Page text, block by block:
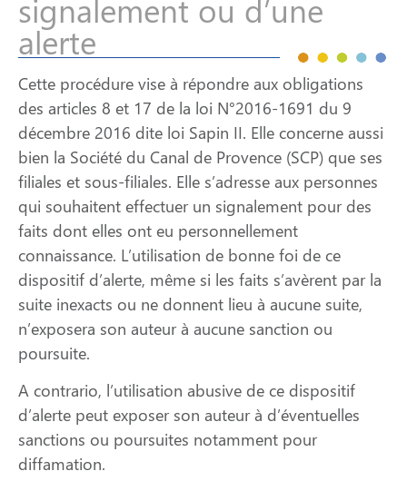
signalement ou d’une
alerte
Cette procédure vise à répondre aux obligations
des articles 8 et 17 de la loi N°2016-1691 du 9
décembre 2016 dite loi Sapin II. Elle concerne aussi
bien la Société du Canal de Provence (SCP) que ses
filiales et sous-filiales. Elle s’adresse aux personnes
qui souhaitent effectuer un signalement pour des
faits dont elles ont eu personnellement
connaissance. L’utilisation de bonne foi de ce
dispositif d’alerte, même si les faits s’avèrent par la
suite inexacts ou ne donnent lieu à aucune suite,
n’exposera son auteur à aucune sanction ou
poursuite.
A contrario, l’utilisation abusive de ce dispositif
d’alerte peut exposer son auteur à d’éventuelles
sanctions ou poursuites notamment pour
diffamation.